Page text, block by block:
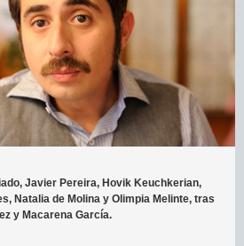
Javier Pereira, Hovik Keuchkerian,
Natalia de Molina y Olimpia Melinte, tras
y Macarena García.